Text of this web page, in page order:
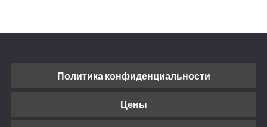
Политика конфиденциальности
Цены